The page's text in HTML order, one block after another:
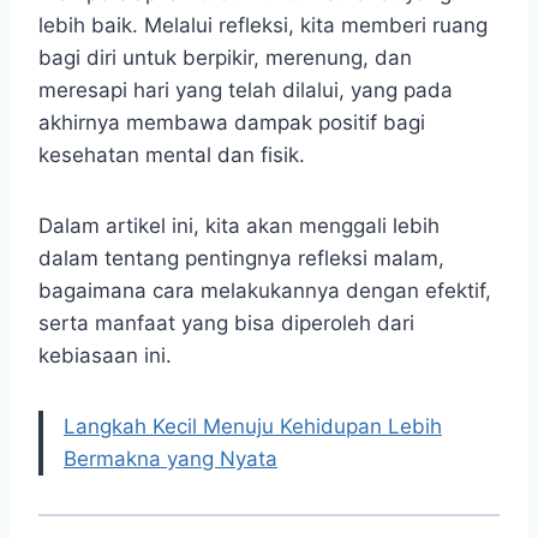
lebih baik. Melalui refleksi, kita memberi ruang
bagi diri untuk berpikir, merenung, dan
meresapi hari yang telah dilalui, yang pada
akhirnya membawa dampak positif bagi
kesehatan mental dan fisik.
Dalam artikel ini, kita akan menggali lebih
dalam tentang pentingnya refleksi malam,
bagaimana cara melakukannya dengan efektif,
serta manfaat yang bisa diperoleh dari
kebiasaan ini.
Langkah Kecil Menuju Kehidupan Lebih
Bermakna yang Nyata